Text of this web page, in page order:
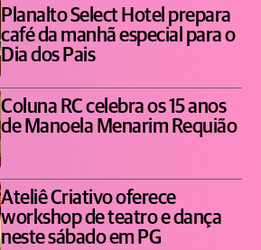
Planalto Select Hotel prepara
café da manhã especial para o
Dia dos Pais
Coluna RC celebra os 15 anos
de Manoela Menarim Requião
Ateliê Criativo oferece
workshop de teatro e dança
neste sábado em PG